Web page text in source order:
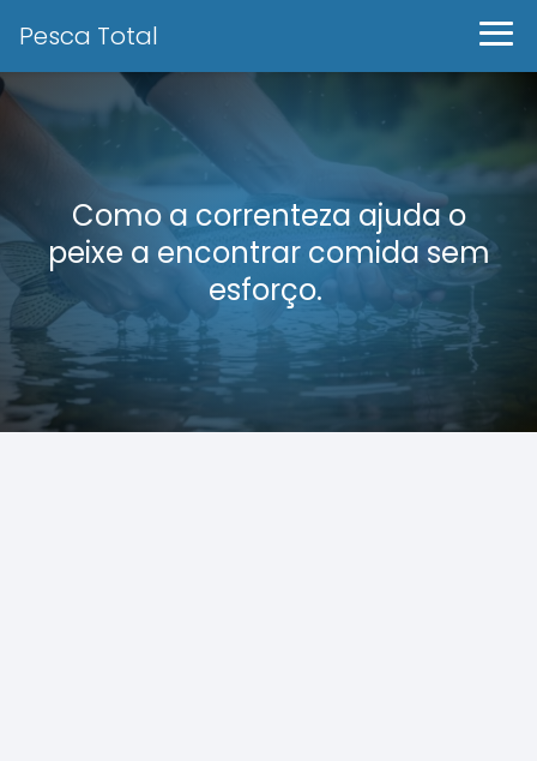
Pesca Total
Como a correnteza ajuda o
peixe a encontrar comida sem
esforço.